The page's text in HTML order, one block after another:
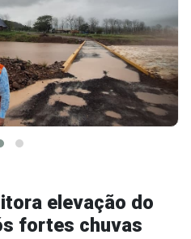
elevação do
fortes chuvas